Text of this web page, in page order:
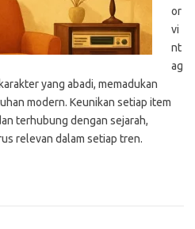
or
vi
nt
ag
yang abadi, memadukan
modern. Keunikan setiap item
terhubung dengan sejarah,
relevan dalam setiap tren.